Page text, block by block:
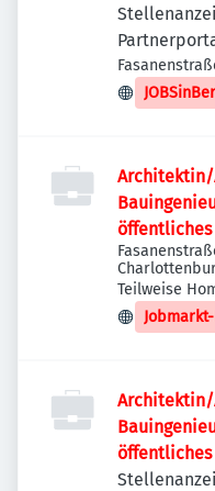
(w/m/d)
öffentliches
(w/m/d)
Teilweise
öffentliches
(w/m/d)